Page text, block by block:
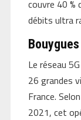
couvre 40 %
débits ultra
Le réseau
26 grandes
France.
2021, cet